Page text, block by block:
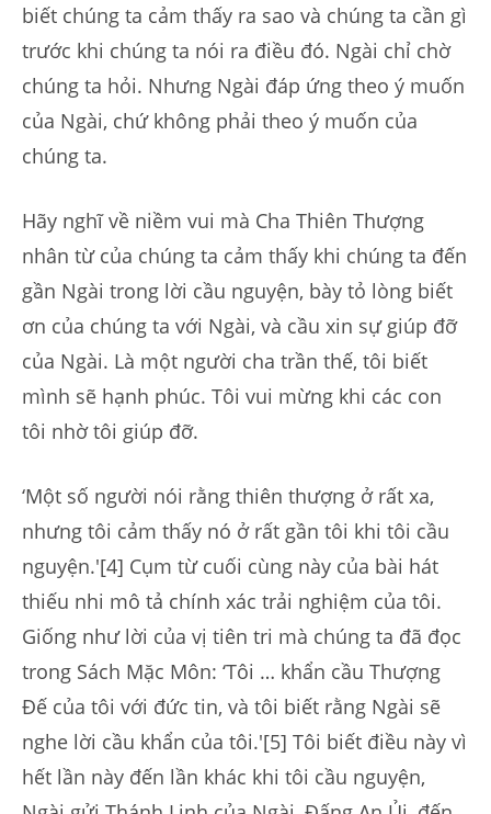
biết chúng ta cảm thấy ra sao và chúng ta cần gì
trước khi chúng ta nói ra điều đó. Ngài chỉ chờ
chúng ta hỏi. Nhưng Ngài đáp ứng theo ý muốn
của Ngài, chứ không phải theo ý muốn của
chúng ta.
Hãy nghĩ về niềm vui mà Cha Thiên Thượng
nhân từ của chúng ta cảm thấy khi chúng ta đến
gần Ngài trong lời cầu nguyện, bày tỏ lòng biết
ơn của chúng ta với Ngài, và cầu xin sự giúp đỡ
của Ngài. Là một người cha trần thế, tôi biết
mình sẽ hạnh phúc. Tôi vui mừng khi các con
tôi nhờ tôi giúp đỡ.
‘Một số người nói rằng thiên thượng ở rất xa,
nhưng tôi cảm thấy nó ở rất gần tôi khi tôi cầu
nguyện.'[4] Cụm từ cuối cùng này của bài hát
thiếu nhi mô tả chính xác trải nghiệm của tôi.
Giống như lời của vị tiên tri mà chúng ta đã đọc
trong Sách Mặc Môn: ‘Tôi … khẩn cầu Thượng
Đế của tôi với đức tin, và tôi biết rằng Ngài sẽ
nghe lời cầu khẩn của tôi.'[5] Tôi biết điều này vì
hết lần này đến lần khác khi tôi cầu nguyện,